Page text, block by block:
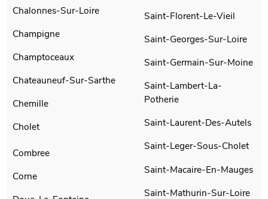
Chalonnes-Sur-Loire
Champigne
Champtoceaux
Chateauneuf-Sur-Sarthe
Chemille
Cholet
Combree
Corne
Saint-Florent-Le-Vieil
Saint-Georges-Sur-Loire
Saint-Germain-Sur-Moine
Saint-Lambert-La-
Potherie
Saint-Laurent-Des-Autels
Saint-Leger-Sous-Cholet
Saint-Macaire-En-Mauges
Saint-Mathurin-Sur-Loire